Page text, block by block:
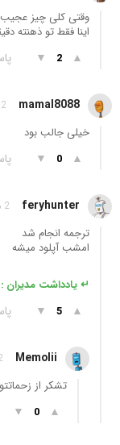
وقتی کلی چیز عجیب
اینا فقط تو ذهنته
▲
2
▼
mamal8088 2 سال قبل
خیلی جالب بود
▲
0
▼
feryhunter 2 سال قبل
ترجمه انجام شد
امشب آپلود میشه
↵ یادداشت مدیران :
▲
5
▼
Memolii
2
تشکر از
▲
0
▼